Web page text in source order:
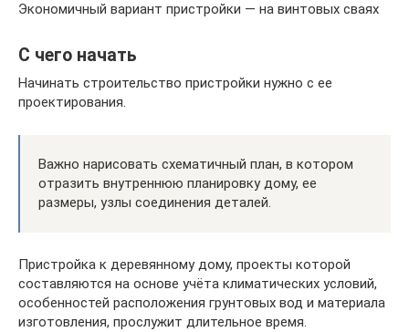
Экономичный вариант пристройки — на винтовых сваях
С чего начать
Начинать строительство пристройки нужно с ее
проектирования.
Важно нарисовать схематичный план, в котором
отразить внутреннюю планировку дому, ее
размеры, узлы соединения деталей.
Пристройка к деревянному дому, проекты которой
составляются на основе учёта климатических условий,
особенностей расположения грунтовых вод и материала
изготовления, прослужит длительное время.